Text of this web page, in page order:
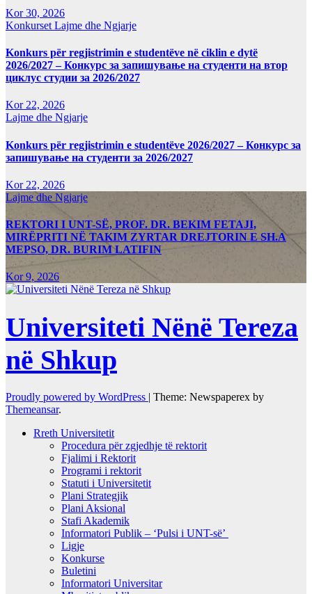
Kor 30, 2026
Konkurset Lajme dhe Ngjarje
Konkurs për regjistrimin e studentëve në ciklin e dytë
2026/2027 – Конкурс за запишување на студенти на втор
циклус студии за 2026/2027
Kor 22, 2026
Lajme dhe Ngjarje
Konkurs për regjistrimin e studentëve 2026/2027 – Конкурс за
запишување на студенти за 2026/2027
Kor 22, 2026
Lajme dhe Ngjarje
REKTORI I UNT-SË, PROF. DR. BEKIM FETAJI,
MIRËPRITI NË TAKIM ZYRTAR DREJTORIN E SH.A
MEPSO, DR. BURIM LATIFIN
Kor 9, 2026
Universiteti Nënë Tereza
në Shkup
Proudly powered by WordPress | Theme: Newspaperex by
Themeansar.
Rreth Universitetit
Procedura për zgjedhje të rektorit
Fjalimi i Rektorit
Programi i rektorit
Statuti i Universitetit
Plani Strategjik
Plani Aksional
Stafi Akademik
Informatori Publik – ‘Pulsi i UNT-së’
Ligje
Konkurse
Buletini
Informatori Universitar